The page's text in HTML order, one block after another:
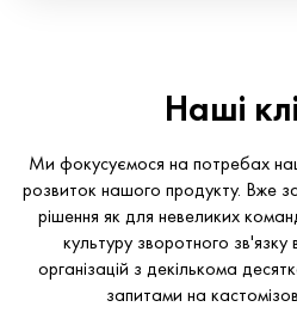
Наші
Ми фокусуємося на потребах
розвиток нашого продукту. Вже
рішення як для невеликих
культуру зворотного зв'язку
організацій з декількома
запитами на